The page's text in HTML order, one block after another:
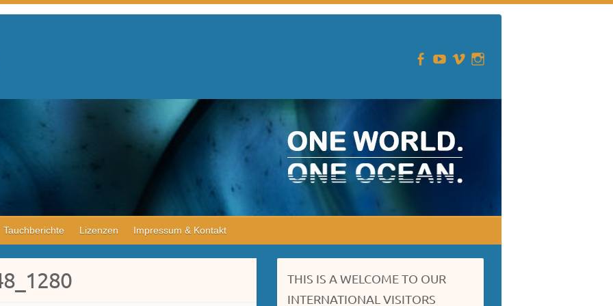
Tauchberichte Lizenzen Impressum & Kontakt
THIS IS A WELCOME TO OUR
INTERNATIONAL VISITORS